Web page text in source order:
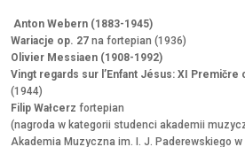
Anton Webern (1883-1945)
Wariacje op. 27 na fortepian (1936)
Olivier Messiaen (1908-1992)
Vingt regards sur l’Enfant Jésus: XI Premičre
(1944)
Filip Wałcerz fortepian
(nagroda w kategorii studenci akademii
Akademia Muzyczna im. I. J. Paderewskiego w